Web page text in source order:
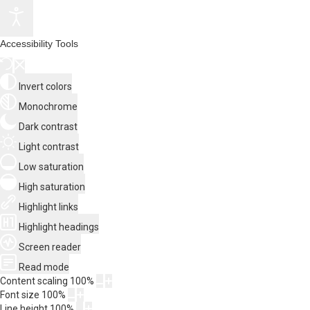
Accessibility Tools
Invert colors
Monochrome
Dark contrast
Light contrast
Low saturation
High saturation
Highlight links
Highlight headings
Screen reader
Read mode
Content scaling 100%
Font size 100%